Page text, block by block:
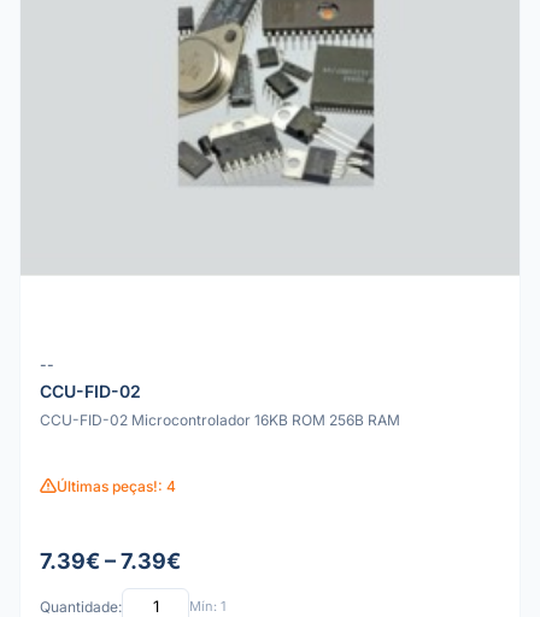
--
CCU-FID-02
CCU-FID-02 Microcontrolador 16KB ROM 256B RAM
Últimas peças!: 4
7.39€ – 7.39€
Quantidade: Mín: 1